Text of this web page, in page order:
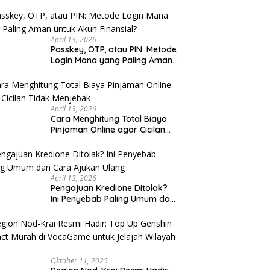
April 13, 2026
Passkey, OTP, atau PIN: Metode
Login Mana yang Paling Aman
April 13, 2026
Cara Menghitung Total Biaya
Pinjaman Online agar Cicilan
April 13, 2026
Pengajuan Kredione Ditolak?
Ini Penyebab Paling Umum dan
Oktober 11, 2025